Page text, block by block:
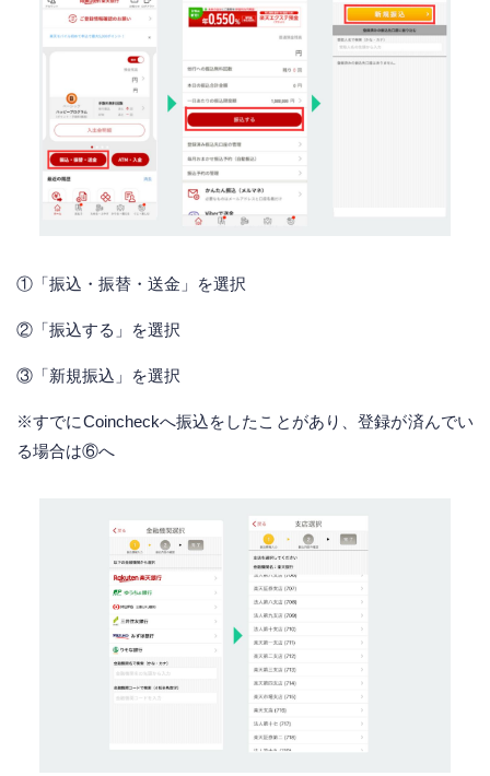
①「振込・振替・送金」を選択
②「振込する」を選択
③「新規振込」を選択
※すでにCoincheckへ振込をしたことがあり、登録が済んでい
る場合は⑥へ